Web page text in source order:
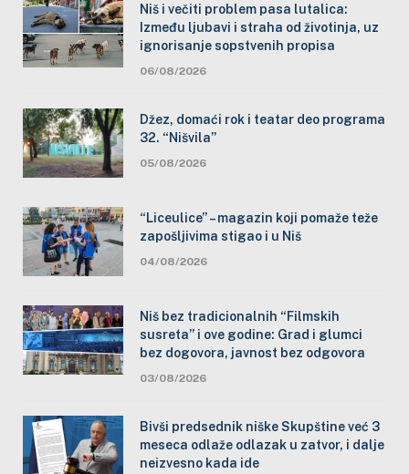
Niš i večiti problem pasa lutalica:
Između ljubavi i straha od životinja, uz
ignorisanje sopstvenih propisa
06/08/2026
Džez, domaći rok i teatar deo programa
32. “Nišvila”
05/08/2026
“Liceulice” – magazin koji pomaže teže
zapošljivima stigao i u Niš
04/08/2026
Niš bez tradicionalnih “Filmskih
susreta” i ove godine: Grad i glumci
bez dogovora, javnost bez odgovora
03/08/2026
Bivši predsednik niške Skupštine već 3
meseca odlaže odlazak u zatvor, i dalje
neizvesno kada ide